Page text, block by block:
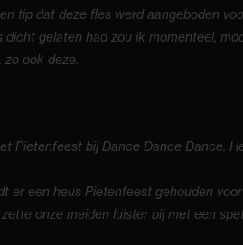
tip dat deze fles werd aangeboden
gelaten had zou ik momenteel,
ook deze.
Pietenfeest bij Dance Dance Dance.
een heus Pietenfeest gehouden
onze meiden luister bij met een